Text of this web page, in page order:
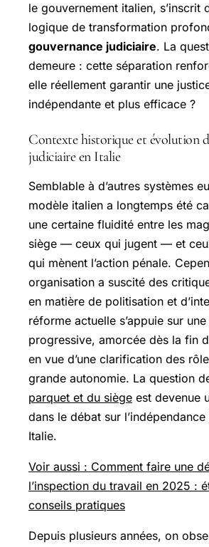
le gouvernement italien, s’inscrit
logique de transformation
gouvernance judiciaire. La
demeure : cette séparation
elle réellement garantir une
indépendante et plus efficace ?
Contexte historique et évolution
judiciaire en Italie
Semblable à d’autres systèmes
modèle italien a longtemps été
une certaine fluidité entre les
siège — ceux qui jugent — et
qui mènent l’action pénale.
organisation a suscité des
en matière de politisation et
réforme actuelle s’appuie sur
progressive, amorcée dès la fin
en vue d’une clarification des
grande autonomie. La question
parquet et du siège est devenue
dans le débat sur
Italie.
Voir aussi : Comment faire une
l’inspection du travail en 2025 :
conseils pratiques
Depuis plusieurs années, on